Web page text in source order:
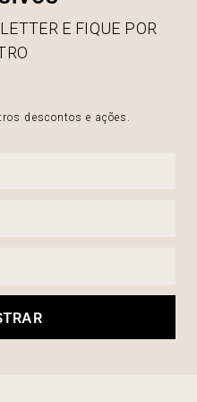
E FIQUE POR
descontos e ações.